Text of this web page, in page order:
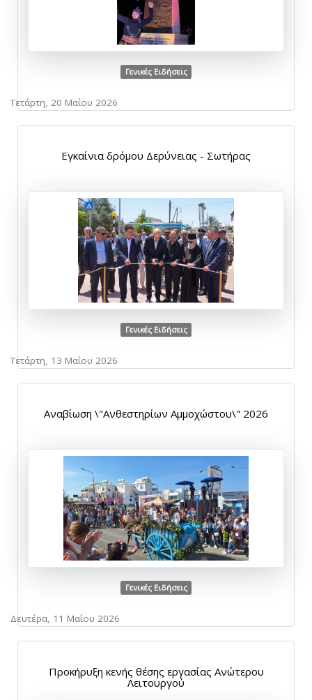
Γενικές Ειδήσεις
Τετάρτη, 20 Μαΐου 2026
Εγκαίνια δρόμου Δερύνειας - Σωτήρας
Γενικές Ειδήσεις
Τετάρτη, 13 Μαΐου 2026
Αναβίωση \"Ανθεστηρίων Αμμοχώστου\" 2026
Γενικές Ειδήσεις
Δευτέρα, 11 Μαΐου 2026
Προκήρυξη κενής θέσης εργασίας Ανώτερου
Λειτουργού